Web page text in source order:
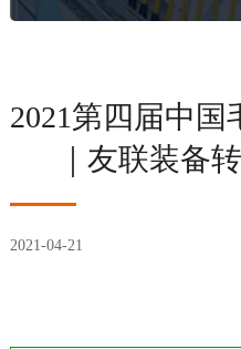
2021第四届中
｜友联装备
2021-04-21